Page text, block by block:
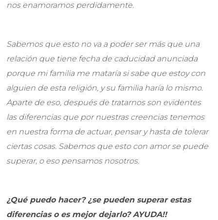
nos enamoramos perdidamente.
Sabemos que esto no va a poder ser más que una
relación que tiene fecha de caducidad anunciada
porque mi familia me mataría si sabe que estoy con
alguien de esta religión, y su familia haría lo mismo.
Aparte de eso, después de tratarnos son evidentes
las diferencias que por nuestras creencias tenemos
en nuestra forma de actuar, pensar y hasta de tolerar
ciertas cosas. Sabemos que esto con amor se puede
superar, o eso pensamos nosotros.
¿Qué puedo hacer? ¿se pueden superar estas
diferencias o es mejor dejarlo? AYUDA!!